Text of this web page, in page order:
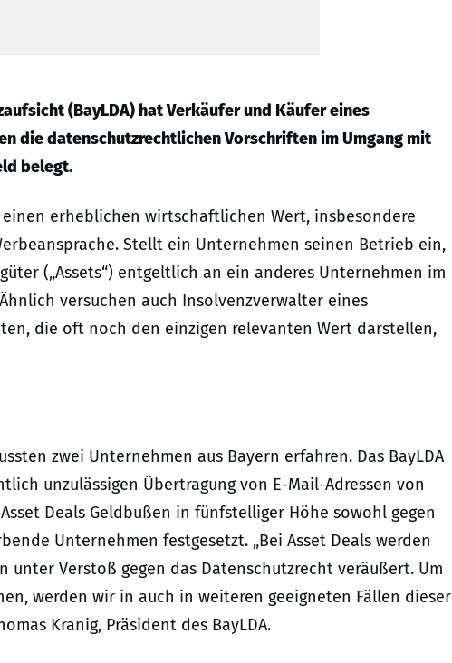
(BayLDA) hat Verkäufer und Käufer eines
die datenschutzrechtlichen Vorschriften im Umgang mit
belegt.
erheblichen wirtschaftlichen Wert, insbesondere
Stellt ein Unternehmen seinen Betrieb ein,
(„Assets“) entgeltlich an ein anderes Unternehmen im
versuchen auch Insolvenzverwalter eines
die oft noch den einzigen relevanten Wert darstellen,
zwei Unternehmen aus Bayern erfahren. Das BayLDA
unzulässigen Übertragung von E-Mail-Adressen von
Deals Geldbußen in fünfstelliger Höhe sowohl gegen
Unternehmen festgesetzt. „Bei Asset Deals werden
Verstoß gegen das Datenschutzrecht veräußert. Um
werden wir in auch in weiteren geeigneten Fällen dieser
Kranig, Präsident des BayLDA.